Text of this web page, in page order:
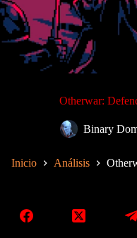
Otherwar:
Binary
Inicio Análisis